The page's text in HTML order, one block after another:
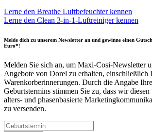
Lerne den Breathe Luftbefeuchter kennen
Lerne den Clean 3-in-1-Luftreiniger kennen
Melde dich zu unserem Newsletter an und gewinne einen
Euro*!
Melden Sie sich an, um Maxi-Cosi-Newsletter
Angebote von Dorel zu erhalten, einschließlich
Warenkorberinnerungen. Durch die Angabe
Geburtstermins stimmen Sie zu, dass wir
alters- und phasenbasierte
zu versenden.